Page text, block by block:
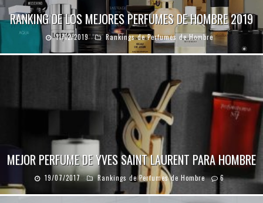
RANKING DE LOS MEJORES PERFUMES DE HOMBRE 2019
11/12/2019 Rankings de Perfumes de Hombre
MEJOR PERFUME DE YVES SAINT LAURENT PARA HOMBRE
19/07/2017 Rankings de Perfumes de Hombre 6